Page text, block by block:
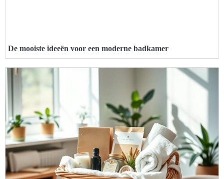
De mooiste ideeën voor een moderne badkamer